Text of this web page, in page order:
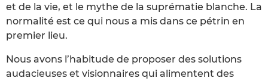
et de la vie, et le mythe de la suprématie blanche. La
normalité est ce qui nous a mis dans ce pétrin en
premier lieu.
Nous avons l’habitude de proposer des solutions
audacieuses et visionnaires qui alimentent des